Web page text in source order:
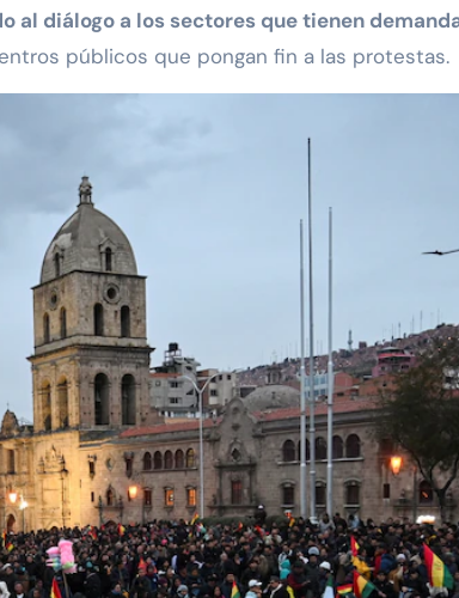
al diálogo a los sectores que tienen
públicos que pongan fin a las protestas.